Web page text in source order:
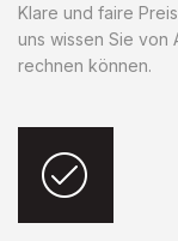
Klare und faire
uns wissen Sie von
rechnen können.